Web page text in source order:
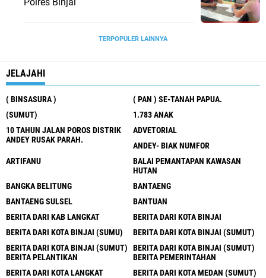
TERPOPULER LAINNYA
JELAJAHI
( BINSASURA )
( PAN ) SE-TANAH PAPUA.
(SUMUT)
1.783 ANAK
10 TAHUN JALAN POROS DISTRIK
ANDEY RUSAK PARAH.
ADVETORIAL
ANDEY- BIAK NUMFOR
ARTIFANU
BALAI PEMANTAPAN KAWASAN
HUTAN
BANGKA BELITUNG
BANTAENG
BANTAENG SULSEL
BANTUAN
BERITA DARI KAB LANGKAT
BERITA DARI KOTA BINJAI
BERITA DARI KOTA BINJAI (SUMU)
BERITA DARI KOTA BINJAI (SUMUT)
BERITA DARI KOTA BINJAI (SUMUT)
BERITA PELANTIKAN
BERITA DARI KOTA BINJAI (SUMUT)
BERITA PEMERINTAHAN
BERITA DARI KOTA LANGKAT
BERITA DARI KOTA MEDAN (SUMUT)